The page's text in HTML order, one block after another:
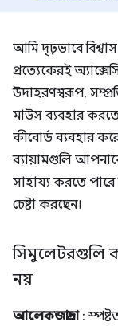
আমি দৃঢ়ভাবে
প্রত্যেকেরই
উদাহরণস্বরূপ,
মাউস ব্যবহার
কীবোর্ড ব্যবহার
ব্যায়ামগুলি
সাহায্য করতে পারে
চেষ্টা করছেন।
সিমুলেটরগুলি
নয়
আলেকজান্দ্রা: